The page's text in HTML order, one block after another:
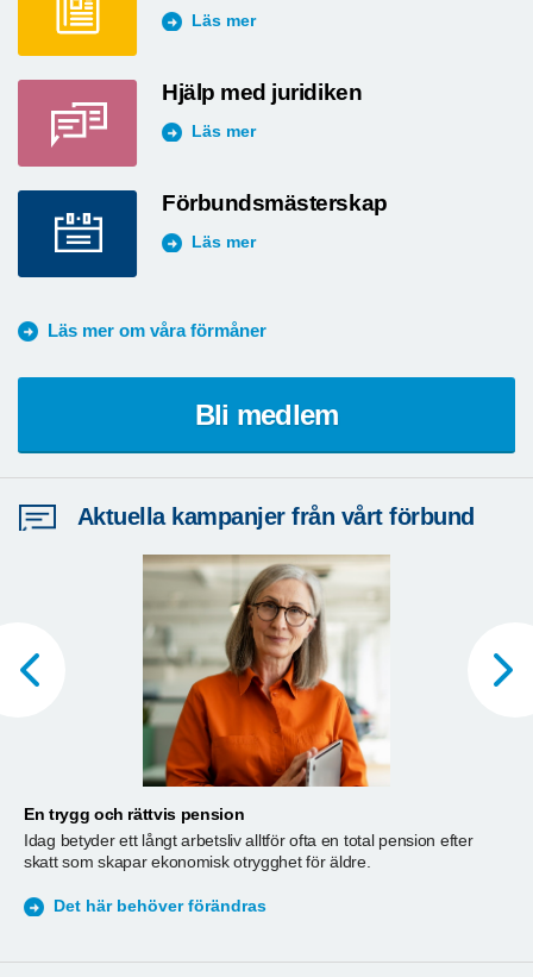
Läs mer
Hjälp med juridiken
Läs mer
Förbundsmästerskap
Läs mer
Läs mer om våra förmåner
Bli medlem
Aktuella kampanjer från vårt förbund
En trygg och rättvis pension
Idag betyder ett långt arbetsliv alltför ofta en total pension efter
skatt som skapar ekonomisk otrygghet för äldre.
Det här behöver förändras